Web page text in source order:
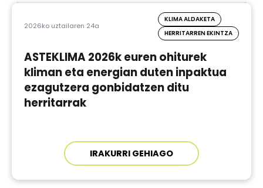
2026ko uztailaren 24a
KLIMA ALDAKETA
HERRITARREN EKINTZA
ASTEKLIMA 2026k euren ohiturek
kliman eta energian duten inpaktua
ezagutzera gonbidatzen ditu
herritarrak
IRAKURRI GEHIAGO